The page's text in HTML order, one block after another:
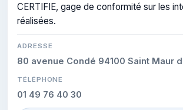
CERTIFIE, gage de conformité sur les
réalisées.
ADRESSE
80 avenue Condé 94100 Saint Maur
TÉLÉPHONE
01 49 76 40 30